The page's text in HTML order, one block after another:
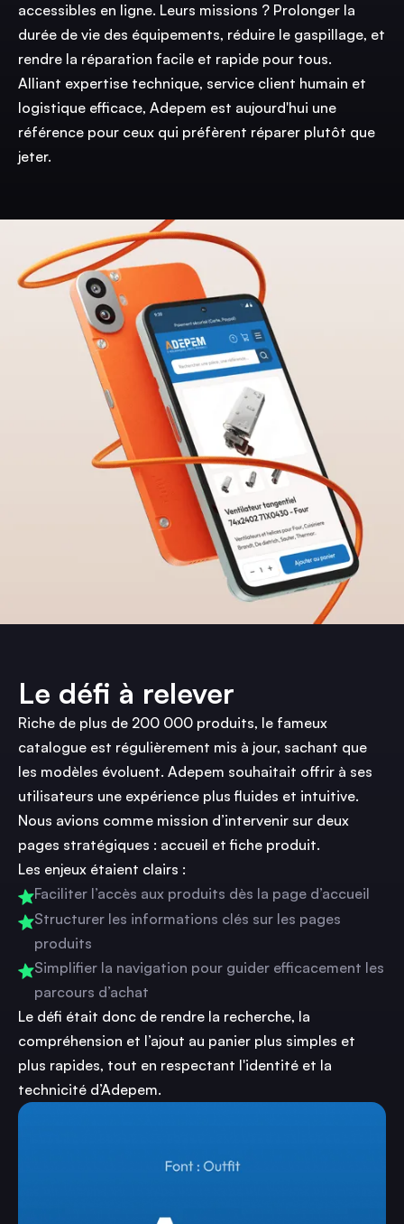
accessibles en ligne. Leurs missions ? Prolonger la
durée de vie des équipements, réduire le gaspillage, et
rendre la réparation facile et rapide pour tous.
Alliant expertise technique, service client humain et
logistique efficace, Adepem est aujourd'hui une
référence pour ceux qui préfèrent réparer plutôt que
jeter.
Le défi à relever
Riche de plus de 200 000 produits, le fameux
catalogue est régulièrement mis à jour, sachant que
les modèles évoluent. Adepem souhaitait offrir à ses
utilisateurs une expérience plus fluides et intuitive.
Nous avions comme mission d’intervenir sur deux
pages stratégiques : accueil et fiche produit.
Les enjeux étaient clairs :
Faciliter l’accès aux produits dès la page d’accueil
Structurer les informations clés sur les pages
produits
Simplifier la navigation pour guider efficacement les
parcours d’achat
Le défi était donc de rendre la recherche, la
compréhension et l’ajout au panier plus simples et
plus rapides, tout en respectant l'identité et la
technicité d’Adepem.